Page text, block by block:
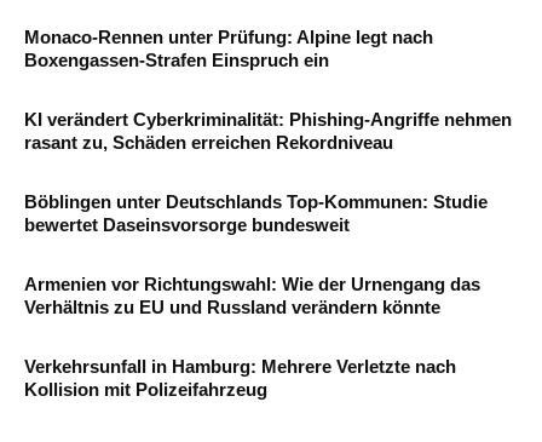
Monaco-Rennen unter Prüfung: Alpine legt nach
Boxengassen-Strafen Einspruch ein
KI verändert Cyberkriminalität: Phishing-Angriffe nehmen
rasant zu, Schäden erreichen Rekordniveau
Böblingen unter Deutschlands Top-Kommunen: Studie
bewertet Daseinsvorsorge bundesweit
Armenien vor Richtungswahl: Wie der Urnengang das
Verhältnis zu EU und Russland verändern könnte
Verkehrsunfall in Hamburg: Mehrere Verletzte nach
Kollision mit Polizeifahrzeug